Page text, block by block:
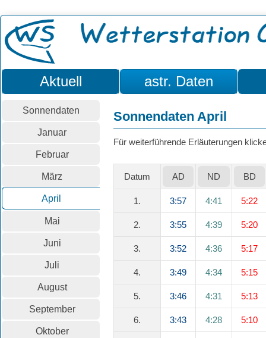
Aktuell astr. Daten
Sonnendaten
Januar
Februar
März
April
Mai
Juni
Juli
August
September
Oktober
Sonnendaten April
Für weiterführende Erläuterungen
Datum AD ND BD
1. 3:57 4:41 5:22
2. 3:55 4:39 5:20
3. 3:52 4:36 5:17
4. 3:49 4:34 5:15
5. 3:46 4:31 5:13
6. 3:43 4:28 5:10